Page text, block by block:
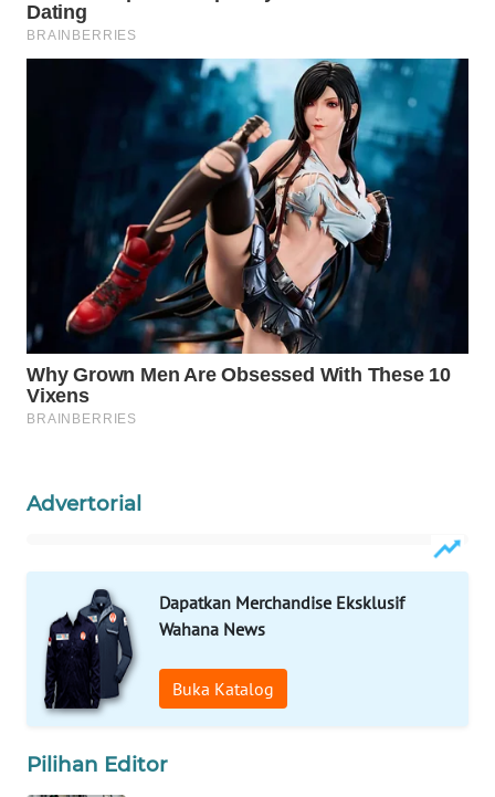
Advertorial
Dapatkan Merchandise Eksklusif
Wahana News
Buka Katalog
Pilihan Editor
Wahana
Network
MASYARAKAT
KELISTRIKAN
WALINKI
ID
MAWAKA
ID
MKLI
LPKKI
LKKI